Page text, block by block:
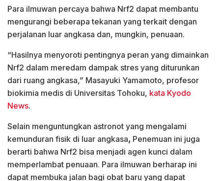
Para ilmuwan percaya bahwa Nrf2 dapat membantu
mengurangi beberapa tekanan yang terkait dengan
perjalanan luar angkasa dan, mungkin, penuaan.
“Hasilnya menyoroti pentingnya peran yang dimainkan
Nrf2 dalam meredam dampak stres yang diturunkan
dari ruang angkasa,” Masayuki Yamamoto, profesor
biokimia medis di Universitas Tohoku, kata Kyodo
News.
Selain menguntungkan astronot yang mengalami
kemunduran fisik di luar angkasa, Penemuan ini juga
berarti bahwa Nrf2 bisa menjadi agen kunci dalam
memperlambat penuaan. Para ilmuwan berharap ini
dapat membuka jalan bagi obat baru yang dapat